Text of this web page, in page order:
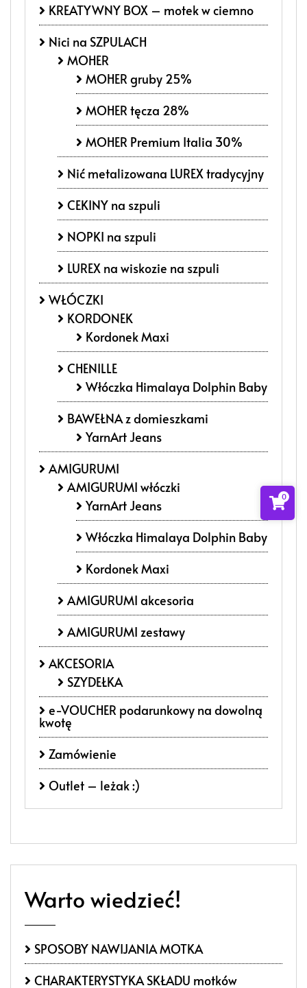
KREATYWNY BOX – motek w ciemno
Nici na SZPULACH
MOHER
MOHER gruby 25%
MOHER tęcza 28%
MOHER Premium Italia 30%
Nić metalizowana LUREX tradycyjny
CEKINY na szpuli
NOPKI na szpuli
LUREX na wiskozie na szpuli
WŁÓCZKI
KORDONEK
Kordonek Maxi
CHENILLE
Włóczka Himalaya Dolphin Baby
BAWEŁNA z domieszkami
YarnArt Jeans
AMIGURUMI
AMIGURUMI włóczki
YarnArt Jeans
Włóczka Himalaya Dolphin Baby
Kordonek Maxi
AMIGURUMI akcesoria
AMIGURUMI zestawy
AKCESORIA
SZYDEŁKA
e-VOUCHER podarunkowy na dowolną
kwotę
Zamówienie
Outlet – leżak :)
Warto wiedzieć!
SPOSOBY NAWIJANIA MOTKA
CHARAKTERYSTYKA SKŁADU motków
0